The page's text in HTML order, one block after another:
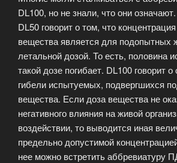
DL100, но не знали, что они
DL50 говорит о том, что
вещества является для подопытных
летальной дозой. То есть, половина
такой дозе погибает. DL100 говорит
гибели испытуемых, подвергшихся
вещества. Если доза вещества не
негативного влияния на живой
воздействии, то выводится иная
предельно допустимой
нее можно встретить аббревиатуру